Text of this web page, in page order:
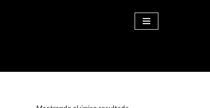
COMPRAR